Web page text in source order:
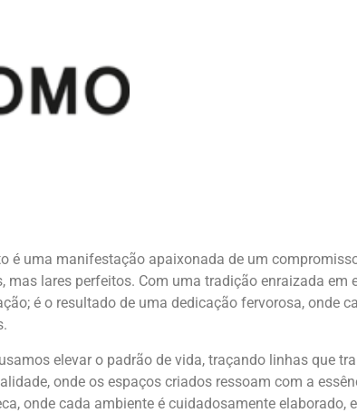
é uma manifestação apaixonada de um
lares perfeitos. Com uma tradição enraizada em
é o resultado de uma dedicação fervorosa, onde
elevar o padrão de vida, traçando linhas que
onde os espaços criados ressoam com a
onde cada ambiente é cuidadosamente elaborado,